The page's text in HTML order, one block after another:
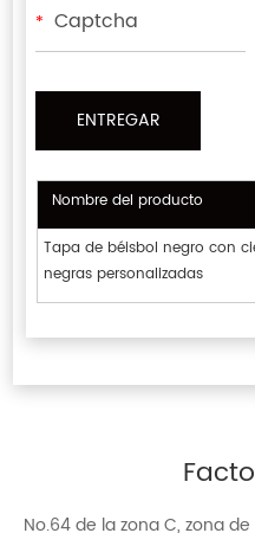
*
Nombre del producto
Tapa de béisbol negro con
negras personalizadas
No.64 de la zona C, zona